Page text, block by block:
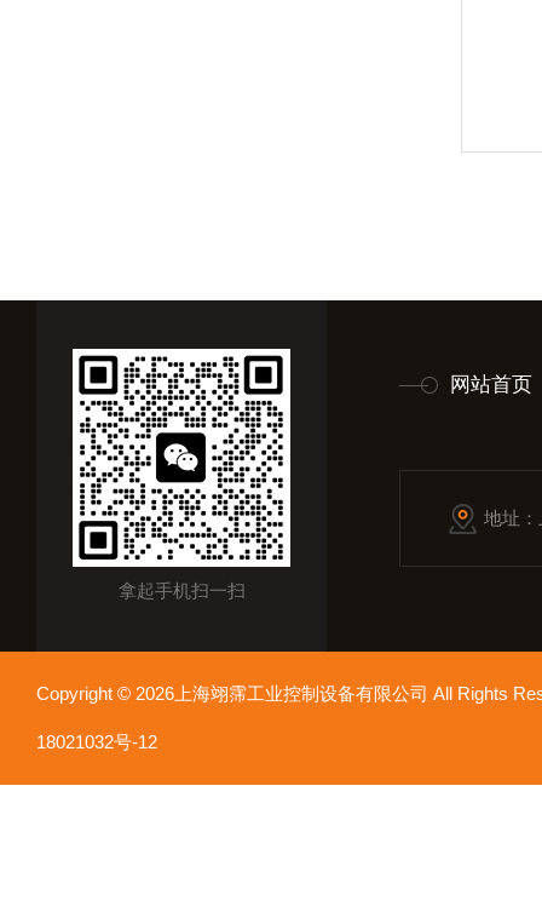
拿起手机扫一扫
网站首页
地址
Copyright © 2026上海翊霈工业控制设备有限公司 All Rights
18021032号-12